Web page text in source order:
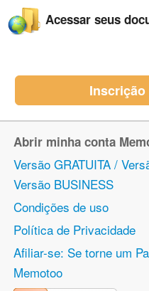
Acessar seus
Inscrição
Abrir minha conta
Versão GRATUITA /
Versão BUSINESS
Condições de uso
Política de Privacidade
Afiliar-se: Se torne um
Memotoo